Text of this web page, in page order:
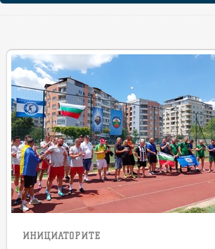
ИНИЦИАТОРИТЕ